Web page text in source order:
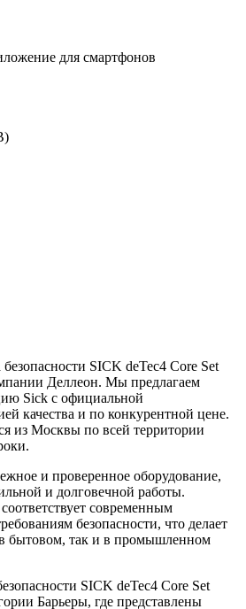
для смартфонов
SICK deTec4 Core Set
Деллеон. Мы предлагаем
Sick с официальной
качества и по конкурентной цене.
из Москвы по всей территории
и проверенное оборудование,
и долговечной работы.
современным
безопасности, что делает
в бытовом, так и в промышленном
SICK deTec4 Core Set
Барьеры, где представлены